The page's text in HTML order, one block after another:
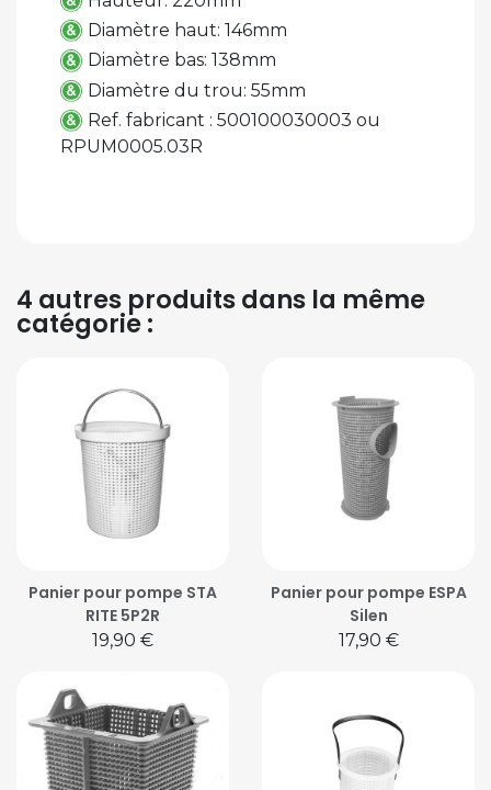
Diamètre haut: 146mm
Diamètre bas: 138mm
Diamètre du trou: 55mm
Ref. fabricant : 500100030003 ou
RPUM0005.03R
4 autres produits dans la même
catégorie :
Panier pour pompe STA
RITE 5P2R
Prix
19,90 €
Panier pour pompe ESPA
Silen
Prix
17,90 €